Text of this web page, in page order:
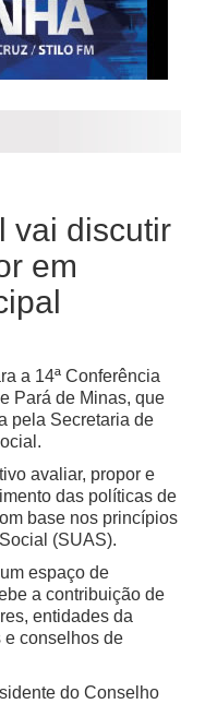
vai discutir
em
a 14ª Conferência
Pará de Minas, que
pela Secretaria de
avaliar, propor e
das políticas de
base nos princípios
(SUAS).
espaço de
a contribuição de
entidades da
conselhos de
do Conselho